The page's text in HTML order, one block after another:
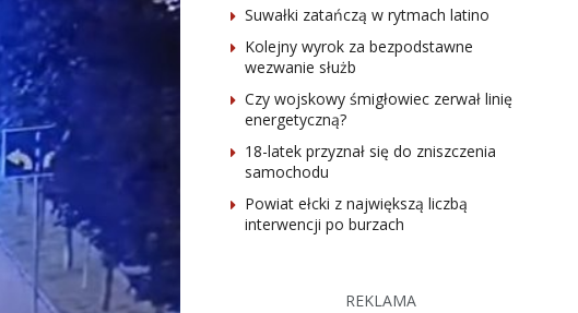
Suwałki zatańczą w rytmach latino
Kolejny wyrok za bezpodstawne
wezwanie służb
Czy wojskowy śmigłowiec zerwał linię
energetyczną?
18-latek przyznał się do zniszczenia
samochodu
Powiat ełcki z największą liczbą
interwencji po burzach
REKLAMA